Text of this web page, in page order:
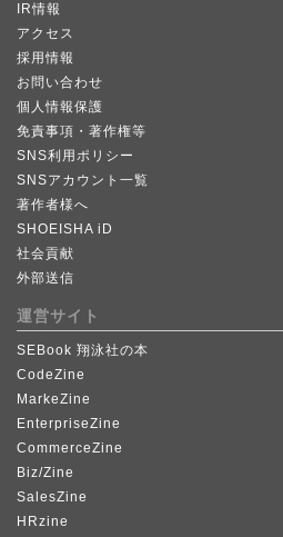
IR情報
アクセス
採用情報
お問い合わせ
個人情報保護
免責事項・著作権等
SNS利用ポリシー
SNSアカウント一覧
著作者様へ
SHOEISHA iD
社会貢献
外部送信
運営サイト
SEBook 翔泳社の本
CodeZine
MarkeZine
EnterpriseZine
CommerceZine
Biz/Zine
SalesZine
HRzine